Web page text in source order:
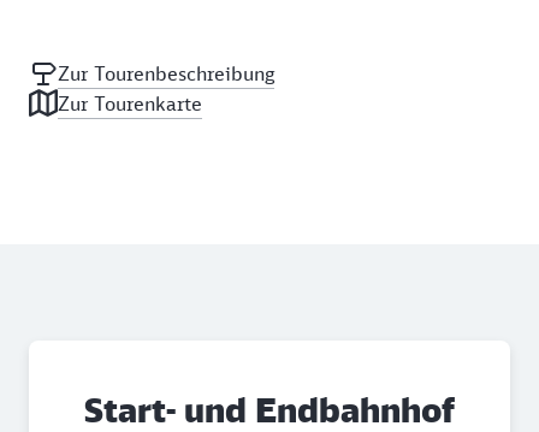
Zur Tourenbeschreibung
Zur Tourenkarte
Start- und Endbahnhof